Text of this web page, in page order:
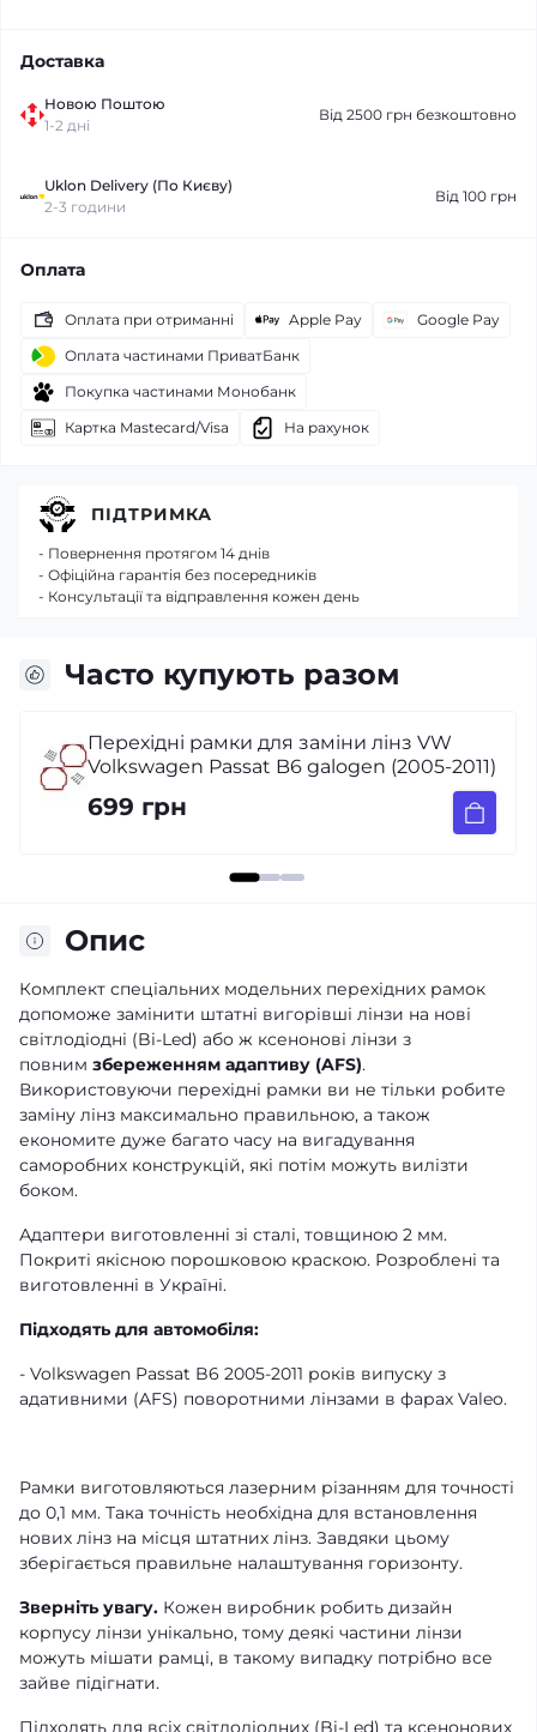
Доставка
Новою Поштою
1-2 дні
Від 2500 грн безкоштовно
Uklon Delivery (По Києву)
2-3 години
Від 100 грн
Оплата
Оплата при отриманні Apple Pay
Google Pay
Оплата частинами ПриватБанк
Покупка частинами Монобанк
Картка Mastecard/Visa
На рахунок
Часто купують разом
Світлодіодні Bi-Led лінзи AMS Original A2
Max 3.0
4 990 грн
Опис
Комплект спеціальних модельних перехідних рамок
допоможе замінити штатні вигорівші лінзи на нові
світлодіодні (Bi-Led) або ж ксенонові лінзи з
повним збереженням адаптиву (AFS).
Використовуючи перехідні рамки ви не тільки робите
заміну лінз максимально правильною, а також
економите дуже багато часу на вигадування
саморобних конструкцій, які потім можуть вилізти
боком.
Адаптери виготовленні зі сталі, товщиною 2 мм.
Покриті якісною порошковою краскою. Розроблені та
виготовленні в Україні.
Підходять для автомобіля:
- Volkswagen Passat B6 2005-2011 років випуску з
адативними (AFS) поворотними лінзами в фарах Valeo.
Рамки виготовляються лазерним різанням для точності
до 0,1 мм. Така точність необхідна для встановлення
нових лінз на місця штатних лінз. Завдяки цьому
зберігається правильне налаштування горизонту.
Зверніть увагу. Кожен виробник робить дизайн
корпусу лінзи унікально, тому деякі частини лінзи
можуть мішати рамці, в такому випадку потрібно все
зайве підігнати.
Підходять для всіх світлодіодних (Bi-Led) та ксенонових
ПІДТРИМКА
- Повернення протягом 14 днів
- Офіційна гарантія без посередників
- Консультації та відправлення кожен день